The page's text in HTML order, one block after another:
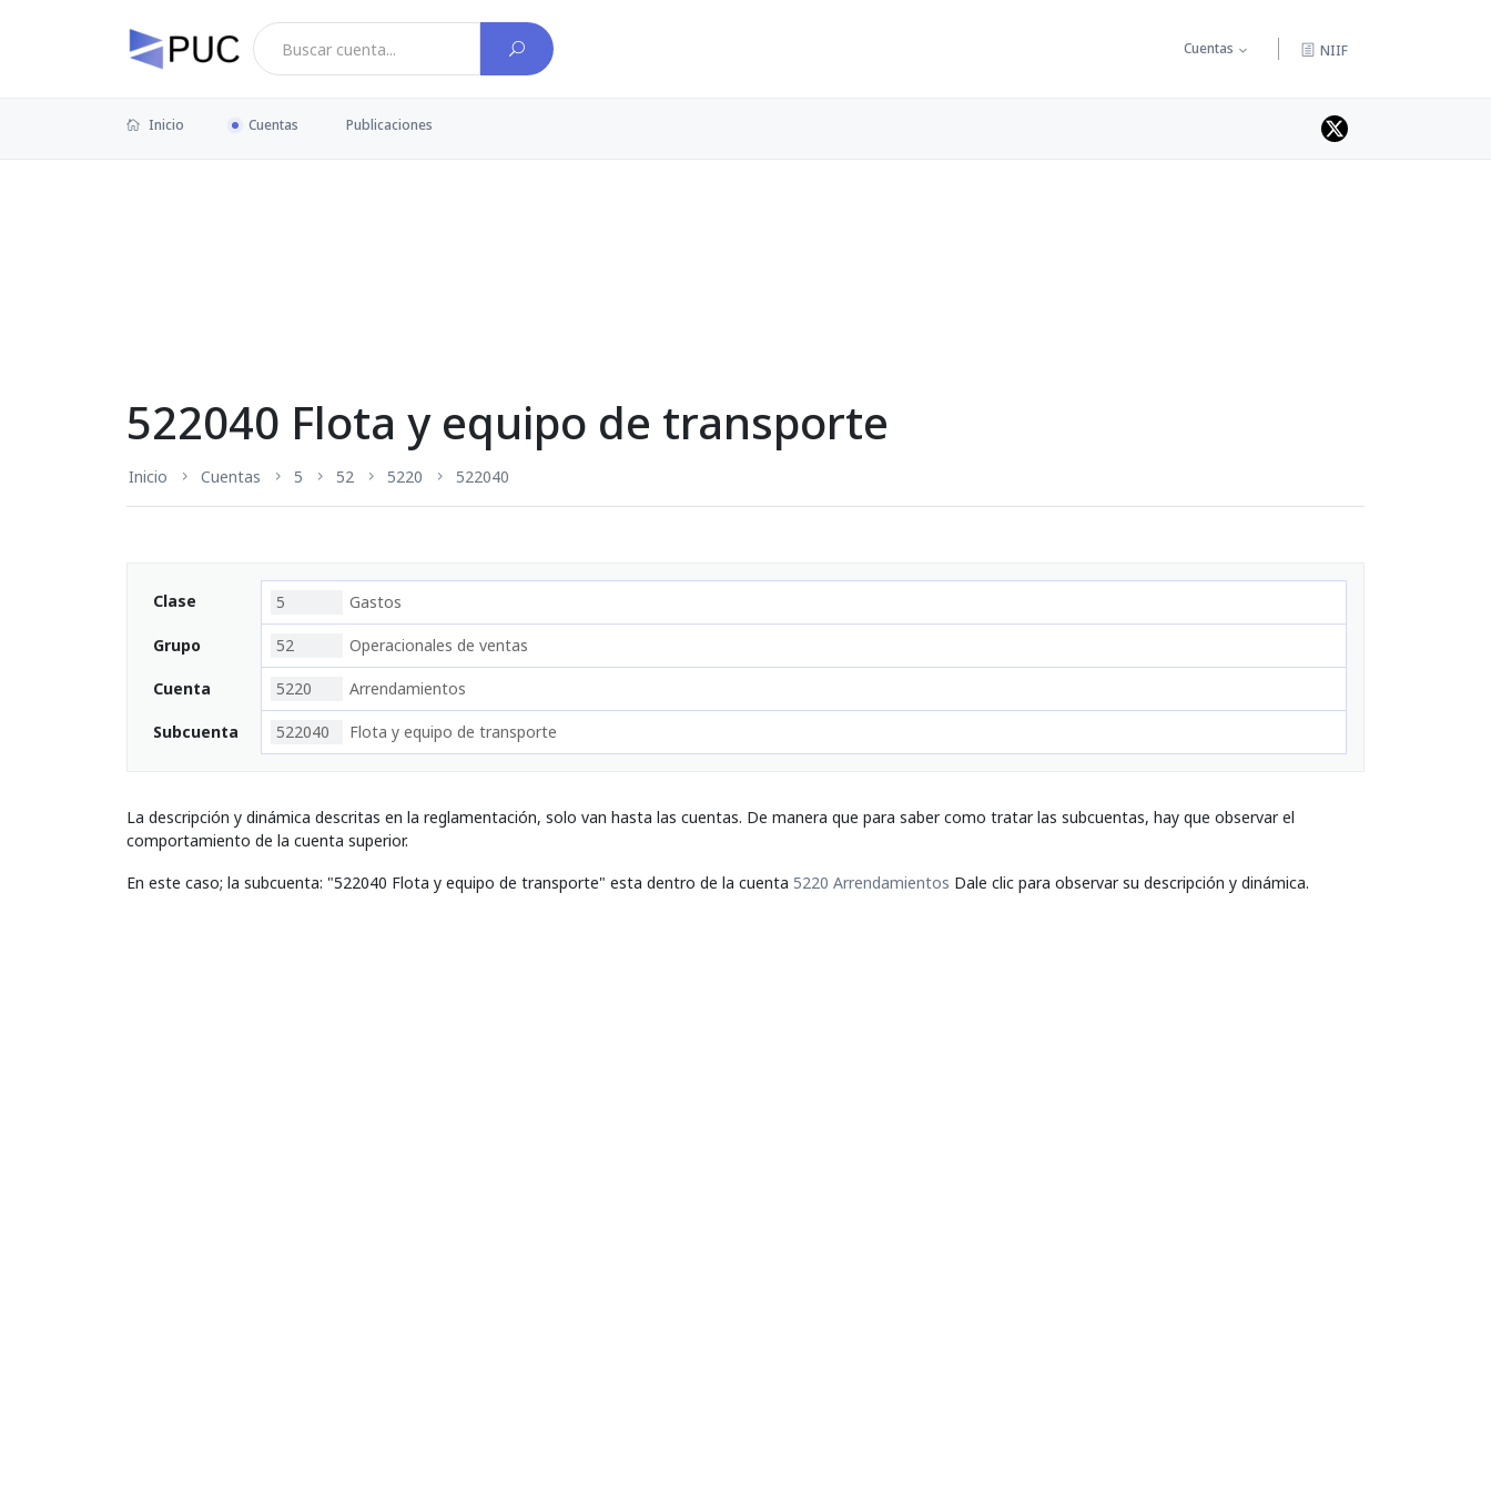
Cuentas NIIF
Inicio Cuentas Publicaciones
522040 Flota y equipo de transporte
Inicio Cuentas 5 52 5220 522040
Clase 5 Gastos
Grupo 52 Operacionales de ventas
Cuenta 5220 Arrendamientos
Subcuenta 522040 Flota y equipo de transporte
La descripción y dinámica descritas en la reglamentación, solo van hasta las cuentas. De manera que para saber como tratar las subcuentas, hay que observar el
comportamiento de la cuenta superior.
En este caso; la subcuenta: "522040 Flota y equipo de transporte" esta dentro de la cuenta 5220 Arrendamientos Dale clic para observar su descripción y dinámica.